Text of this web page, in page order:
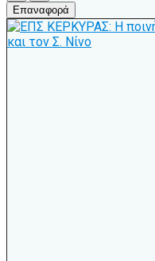
Επαναφορά